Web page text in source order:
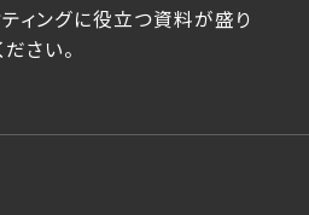
ィングに役立つ資料が盛り
さい。